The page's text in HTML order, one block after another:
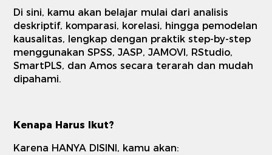
Di sini, kamu akan belajar mulai dari analisis
deskriptif, komparasi, korelasi, hingga pemodelan
kausalitas, lengkap dengan praktik step-by-step
menggunakan SPSS, JASP, JAMOVI, RStudio,
SmartPLS, dan Amos secara terarah dan mudah
dipahami.
Kenapa Harus Ikut?
Karena HANYA DISINI, kamu akan: